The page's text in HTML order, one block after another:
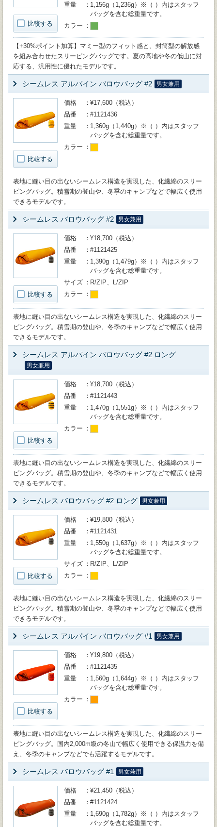
比較する
重量
1,156g（1,236g）※（ ）内はスタッフ
バッグを含む総重量です。
カラー
【+30%ポイント加算】マミー型のフィット感と、封筒型の解放感
を組み合わせたスリーピングバッグです。夏の高地や冬の低山に対
応する、汎用性に優れたモデルです。
シームレス アルパイン バロウバッグ #2 男女兼用
比較する
価格
¥17,600（税込）
品番
#1121436
重量
1,360g（1,440g）※（ ）内はスタッフ
バッグを含む総重量です。
カラー
表地に縫い目の出ないシームレス構造を実現した、化繊綿のスリー
ピングバッグ。積雪期の登山や、冬季のキャンプなどで幅広く使用
できるモデルです。
シームレス バロウバッグ #2 男女兼用
比較する
価格
¥18,700（税込）
品番
#1121425
重量
1,390g（1,479g）※（ ）内はスタッフ
バッグを含む総重量です。
サイズ
R/ZIP、L/ZIP
カラー
表地に縫い目の出ないシームレス構造を実現した、化繊綿のスリー
ピングバッグ。積雪期の登山や、冬季のキャンプなどで幅広く使用
できるモデルです。
シームレス アルパイン バロウバッグ #2 ロング
男女兼用
比較する
価格
¥18,700（税込）
品番
#1121443
重量
1,470g（1,551g）※（ ）内はスタッフ
バッグを含む総重量です。
カラー
表地に縫い目の出ないシームレス構造を実現した、化繊綿のスリー
ピングバッグ。積雪期の登山や、冬季のキャンプなどで幅広く使用
できるモデルです。
シームレス バロウバッグ #2 ロング 男女兼用
比較する
価格
¥19,800（税込）
品番
#1121431
重量
1,550g（1,637g）※（ ）内はスタッフ
バッグを含む総重量です。
サイズ
R/ZIP、L/ZIP
カラー
表地に縫い目の出ないシームレス構造を実現した、化繊綿のスリー
ピングバッグ。積雪期の登山や、冬季のキャンプなどで幅広く使用
できるモデルです。
シームレス アルパイン バロウバッグ #1 男女兼用
比較する
価格
¥19,800（税込）
品番
#1121435
重量
1,560g（1,644g）※（ ）内はスタッフ
バッグを含む総重量です。
カラー
表地に縫い目の出ないシームレス構造を実現した、化繊綿のスリー
ピングバッグ。国内2,000m級の冬山で幅広く使用できる保温力を備
え、冬季のキャンプなどでも活躍するモデルです。
シームレス バロウバッグ #1 男女兼用
価格
¥21,450（税込）
品番
#1121424
重量
1,690g（1,782g）※（ ）内はスタッフ
バッグを含む総重量です。